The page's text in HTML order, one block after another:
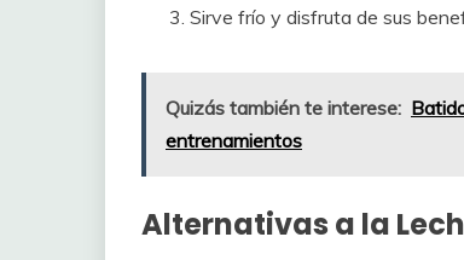
Sirve frío y disfruta de sus
Quizás también te interese:
entrenamientos
Alternativas a la